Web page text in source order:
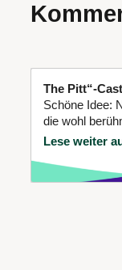
The Pitt“-
Schöne Idee:
die wohl
Lese weiter